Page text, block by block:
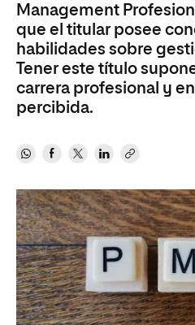
Management
que el titular posee
habilidades sobre
Tener este título
carrera profesional y
percibida.